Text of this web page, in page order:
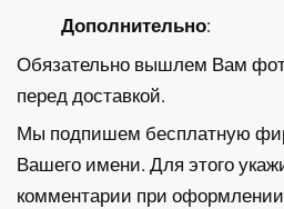
Дополнительно:
Обязательно вышлем Вам
перед доставкой.
Мы подпишем бесплатную
Вашего имени. Для этого
комментарии при оформлении